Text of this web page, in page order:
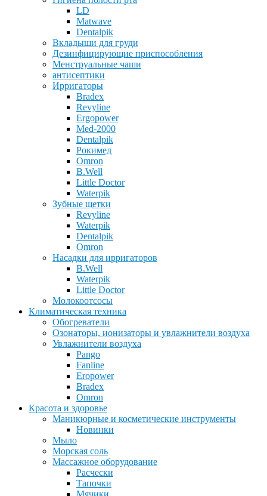
LD
Matwave
Dentalpik
Вкладыши для груди
Дезинфицирующие приспособления
Менструальные чаши
антисептики
Ирригаторы
Bradex
Revyline
Ergopower
Med-2000
Dentalpik
Рокимед
Omron
B.Well
Little Doctor
Waterpik
Зубные щетки
Revyline
Waterpik
Dentalpik
Omron
Насадки для ирригаторов
B.Well
Waterpik
Little Doctor
Молокоотсосы
Климатическая техника
Обогреватели
Озонаторы, ионизаторы и увлажнители воздуха
Увлажнители воздуха
Pango
Fanline
Eropower
Bradex
Omron
Красота и здоровье
Маникюрные и косметические инструменты
Новинки
Мыло
Морская соль
Массажное оборудование
Расчески
Тапочки
Мячики